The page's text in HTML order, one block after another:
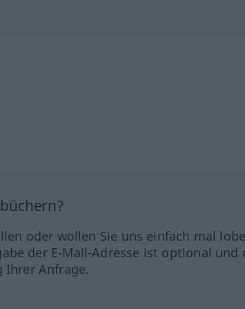
oder wollen Sie uns einfach mal
der E-Mail-Adresse ist optional und
Ihrer Anfrage.